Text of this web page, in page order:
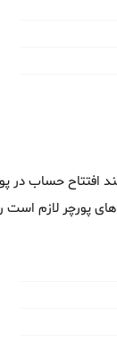
افتتاح حساب در
های پورچر لازم است